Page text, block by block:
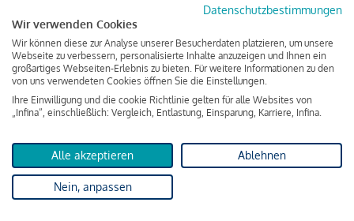
Kreditgeschäft gehören zu den wesentlichen
Schwerpunktsetzungen meiner Funktion.
Lesen Sie meine Finanzierungs-Tipps
KreditindexDas Wohnkredit Barometer
Datenschutzbestimmungen
Wir verwenden Cookies
Wir können diese zur Analyse unserer Besucherdaten platzieren, um unsere
Webseite zu verbessern, personalisierte Inhalte anzuzeigen und Ihnen ein
großartiges Webseiten-Erlebnis zu bieten. Für weitere Informationen zu den
von uns verwendeten Cookies öffnen Sie die Einstellungen.
Ihre Einwilligung und die cookie Richtlinie gelten für alle Websites von
„Infina“, einschließlich: Vergleich, Entlastung, Einsparung, Karriere, Infina.
Alle akzeptieren Ablehnen
Nein, anpassen